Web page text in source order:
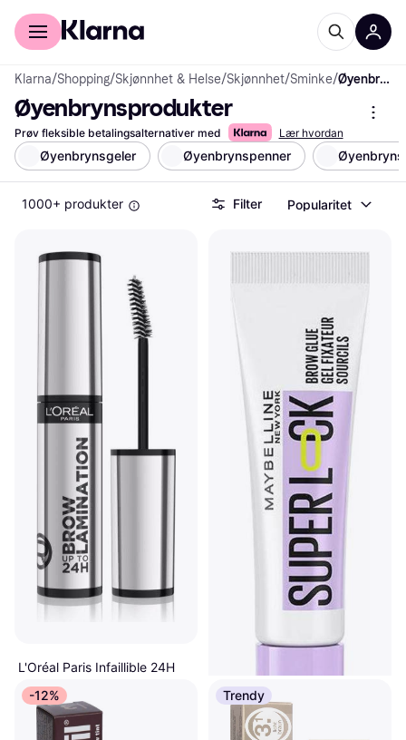
For kunder
Klarna/Shopping/Skjønnhet & Helse/Skjønnhet/Sminke/ Øyenbrynsprodukter
Øyenbrynsprodukter
Prøv fleksible betalingsalternativer med Lær hvordan
Øyenbrynsgeler Øyenbrynspenner
1000+ produkter Filter Popularitet
L'Oréal Paris Infaillible 24H
Brow Lamination Transparent
Øyenbrynsgel, Long-lasting
152 kr25 333,00 kr/L
9+ butikker
-12% Trendy